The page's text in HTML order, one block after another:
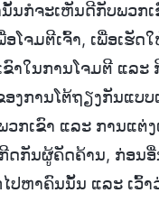
ກໍຈະເຫັນດີກັບພວກເ
ໂຈມຕີເຈົ້າ, ເພື່ອເຮັ
ຂົາໃນການໂຈມຕີ ແລ
ອງການໂຕ້ຖຽງກັນແບ
ກເຂົາ ແລະ ການແຕ່
ດກັນຜູ້ຄັດຄ້ານ, ກ່ອນ
ປຫາຄົນນັ້ນ ແລະ ເວົ້າ